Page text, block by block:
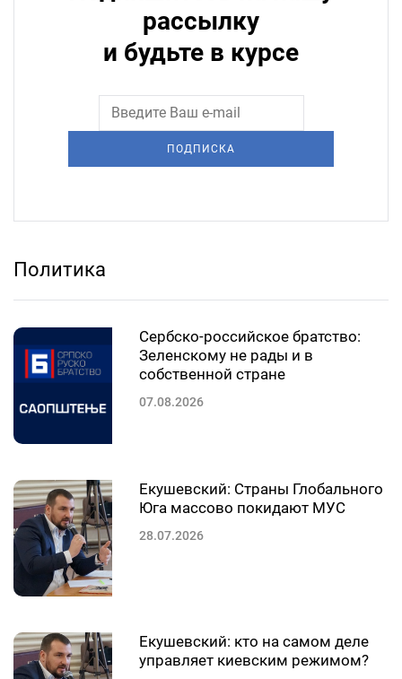
рассылку
и будьте в курсе
ПОДПИСКА
Политика
Сербско-российское братство:
Зеленскому не рады и в
собственной стране
07.08.2026
Екушевский: Страны Глобального
Юга массово покидают МУС
28.07.2026
Екушевский: кто на самом деле
управляет киевским режимом?